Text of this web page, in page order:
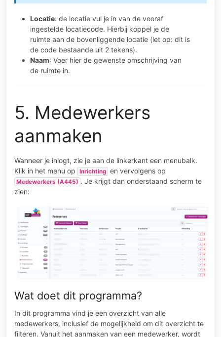
Locatie: de locatie vul je in van de vooraf
ingestelde locatiecode. Hierbij koppel je de
ruimte aan de bovenliggende locatie (let op: dit is
de code bestaande uit 2 tekens).
Naam: Voer hier de gewenste omschrijving van
de ruimte in.
5. Medewerkers
aanmaken
Wanneer je inlogt, zie je aan de linkerkant een menubalk.
Klik in het menu op
Inrichting en vervolgens op
Medewerkers (A445) . Je krijgt dan onderstaand scherm te
zien:
Wat doet dit programma?
In dit programma vind je een overzicht van alle
medewerkers, inclusief de mogelijkheid om dit overzicht te
filteren. Vanuit het aanmaken van een medewerker, wordt